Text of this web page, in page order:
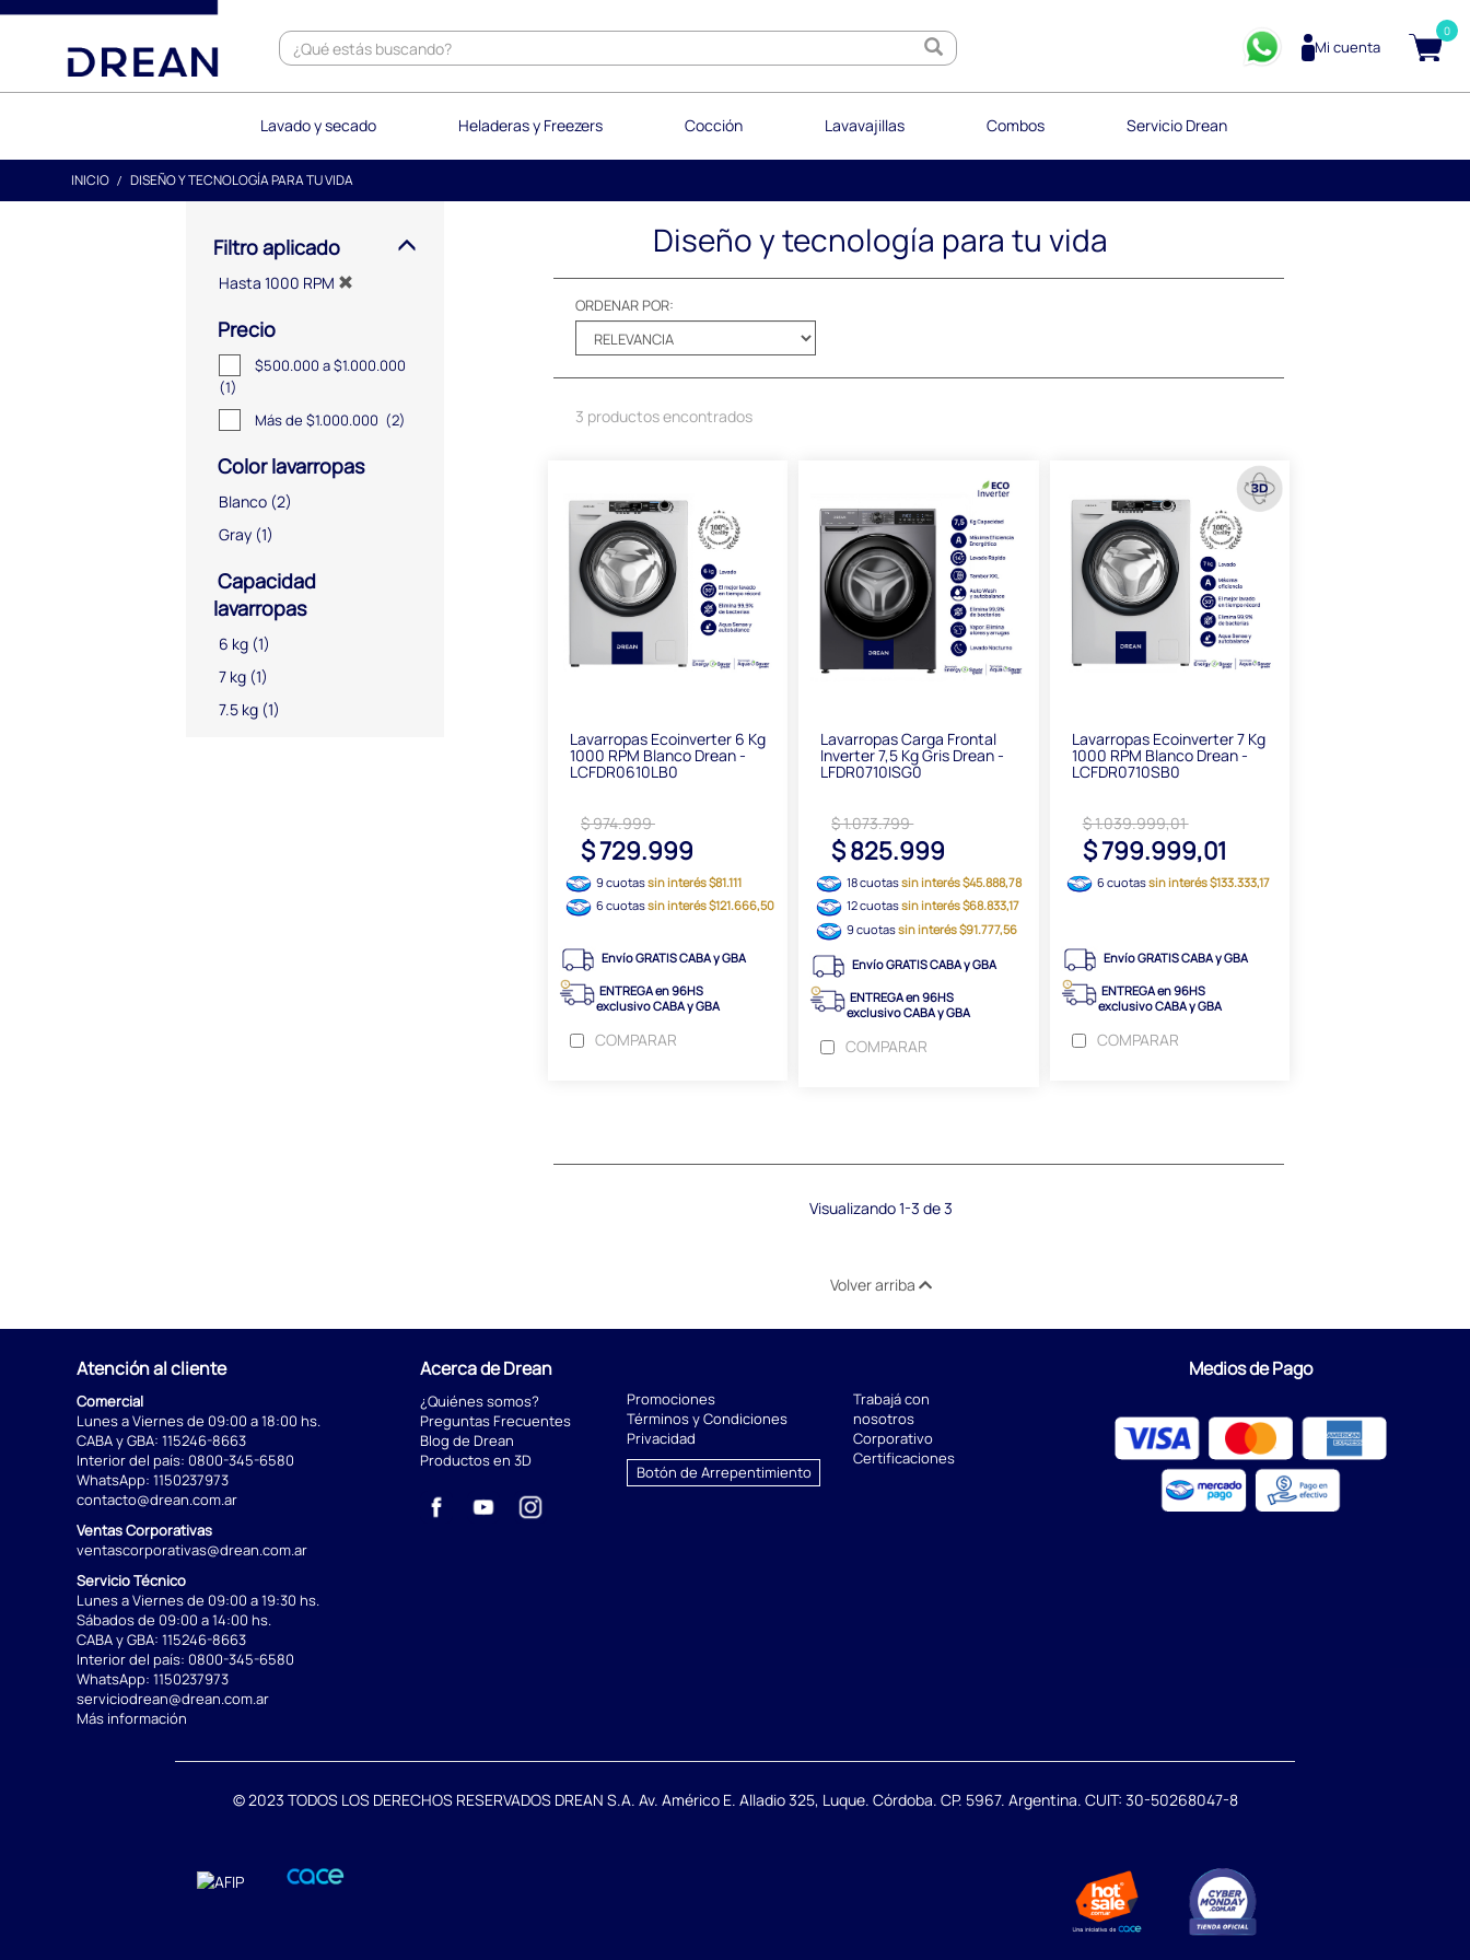
text.skipToContent
text.skipToNavigation
Mi cuenta
0
Lavado y secado Heladeras y Freezers Cocción Lavavajillas Combos Servicio Drean
INICIO DISEÑO Y TECNOLOGÍA PARA TU VIDA
Filtro aplicado
Hasta 1000 RPM
Precio
$500.000 a $1.000.000
(1)
Más de $1.000.000 (2)
Color lavarropas
Blanco (2)
Gray (1)
Capacidad
lavarropas
6 kg (1)
7 kg (1)
7.5 kg (1)
Diseño y tecnología para tu vida
ORDENAR POR:
3 productos encontrados
Lavarropas Ecoinverter 6 Kg
1000 RPM Blanco Drean -
LCFDR0610LB0
$ 974.999
$ 729.999
9 cuotassin interés $81.111
6 cuotassin interés $121.666,50
Envío GRATIS CABA y GBA
ENTREGA en 96HS
exclusivo CABA y GBA
COMPARAR
Lavarropas Carga Frontal
Inverter 7,5 Kg Gris Drean -
LFDR0710ISG0
$ 1.073.799
$ 825.999
18 cuotassin interés $45.888,78
12 cuotassin interés $68.833,17
9 cuotassin interés $91.777,56
Envío GRATIS CABA y GBA
ENTREGA en 96HS
exclusivo CABA y GBA
COMPARAR
Lavarropas Ecoinverter 7 Kg
1000 RPM Blanco Drean -
LCFDR0710SB0
$ 1.039.999,01
$ 799.999,01
6 cuotassin interés $133.333,17
Envío GRATIS CABA y GBA
ENTREGA en 96HS
exclusivo CABA y GBA
COMPARAR
Visualizando 1-3 de 3
Volver arriba
Atención al cliente
Comercial
Lunes a Viernes de 09:00 a 18:00 hs.
CABA y GBA: 115246-8663
Interior del país: 0800-345-6580
WhatsApp: 1150237973
contacto@drean.com.ar
Ventas Corporativas
ventascorporativas@drean.com.ar
Servicio Técnico
Lunes a Viernes de 09:00 a 19:30 hs.
Sábados de 09:00 a 14:00 hs.
CABA y GBA: 115246-8663
Interior del país: 0800-345-6580
WhatsApp: 1150237973
serviciodrean@drean.com.ar
Más información
Acerca de Drean
¿Quiénes somos?
Preguntas Frecuentes
Blog de Drean
Productos en 3D
Promociones
Términos y Condiciones
Privacidad
Botón de Arrepentimiento
Trabajá con
nosotros
Corporativo
Certificaciones
Medios de Pago
© 2023 TODOS LOS DERECHOS RESERVADOS DREAN S.A. Av. Américo E. Alladio 325, Luque. Córdoba. CP. 5967. Argentina. CUIT: 30-50268047-8